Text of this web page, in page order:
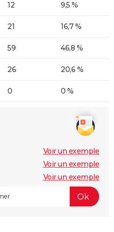
12 9,5 %
21 16,7 %
59 46,8 %
26 20,6 %
0 0 %
Voir un exemple
Voir un exemple
Voir un exemple